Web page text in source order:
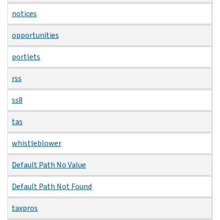
notices
opportunities
portlets
rss
ss8
tas
whistleblower
Default Path No Value
Default Path Not Found
taxpros